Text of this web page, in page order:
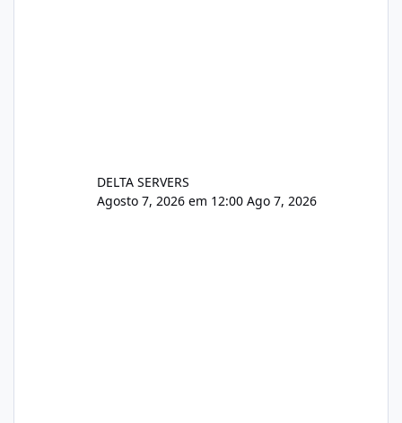
DELTA SERVERS
Agosto 7, 2026 em 12:00 Ago 7, 2026